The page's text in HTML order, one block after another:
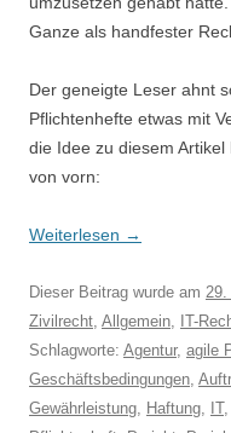
Ganze als handfester
Der geneigte Leser ahnt
Pflichtenhefte etwas mit
die Idee zu diesem
von vorn:
Weiterlesen →
Dieser Beitrag wurde am 29.
Zivilrecht, Allgemein, IT-
Schlagworte: Agentur, agile
Geschäftsbedingungen,
Gewährleistung, Haftung, IT,